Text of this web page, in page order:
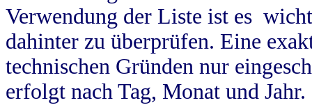
Verwendung der Liste ist es
dahinter zu überprüfen. Eine
technischen Gründen nur
erfolgt nach Tag, Monat und Jahr.